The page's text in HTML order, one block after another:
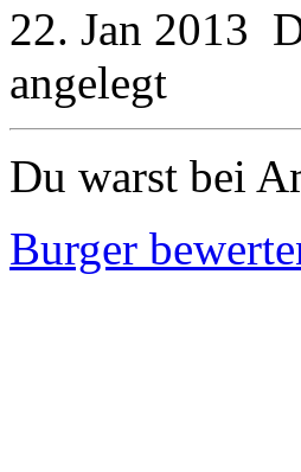
22. Jan 2013
angelegt
Du warst bei
Burger